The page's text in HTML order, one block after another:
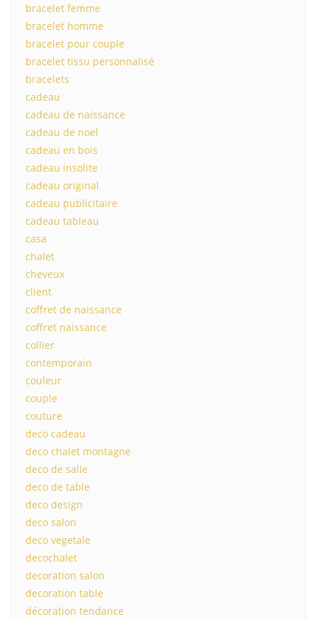
bracelet femme
bracelet homme
bracelet pour couple
bracelet tissu personnalisé
bracelets
cadeau
cadeau de naissance
cadeau de noel
cadeau en bois
cadeau insolite
cadeau original
cadeau publicitaire
cadeau tableau
casa
chalet
cheveux
client
coffret de naissance
coffret naissance
collier
contemporain
couleur
couple
couture
deco cadeau
deco chalet montagne
deco de salle
deco de table
deco design
deco salon
deco vegetale
decochalet
decoration salon
decoration table
décoration tendance